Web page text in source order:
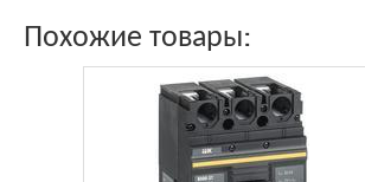
Похожие товары: